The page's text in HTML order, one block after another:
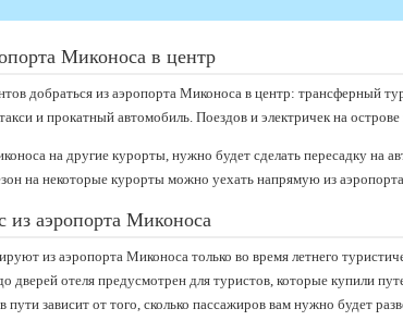
Миконоса в центр
добраться из аэропорта Миконоса в центр: трансферный
и прокатный автомобиль. Поездов и электричек на острове
на другие курорты, нужно будет сделать пересадку на
на некоторые курорты можно уехать напрямую из аэропорта.
из аэропорта Миконоса
из аэропорта Миконоса только во время летнего
дверей отеля предусмотрен для туристов, которые купили
зависит от того, сколько пассажиров вам нужно будет